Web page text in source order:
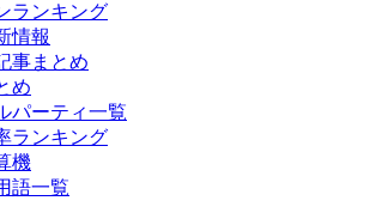
ランキング
情報
事まとめ
め
パーティ一覧
ランキング
機
語一覧